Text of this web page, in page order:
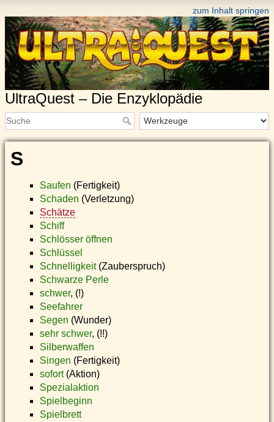
zum Inhalt springen
UltraQuest – Die Enzyklopädie
S
Saufen (Fertigkeit)
Schaden (Verletzung)
Schätze
Schiff
Schlösser öffnen
Schlüssel
Schnelligkeit(Zauberspruch)
Schwarze Perle
schwer, (!)
Seefahrer
Segen (Wunder)
sehr schwer, (!!)
Silberwaffen
Singen (Fertigkeit)
sofort(Aktion)
Spezialaktion
Spielbeginn
Spielbrett